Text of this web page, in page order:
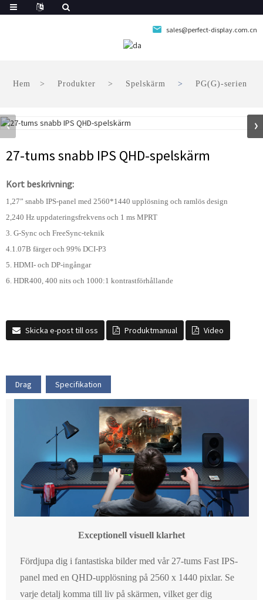
sales@perfect-display.com.cn
Hem Produkter Spelskärm PG(G)-serien
27-tums snabb IPS QHD-spelskärm
Kort beskrivning:
1,27” snabb IPS-panel med 2560*1440 upplösning och ramlös design
2,240 Hz uppdateringsfrekvens och 1 ms MPRT
3. G-Sync och FreeSync-teknik
4.1.07B färger och 99% DCI-P3
5. HDMI- och DP-ingångar
6. HDR400, 400 nits och 1000:1 kontrastförhållande
Skicka e-post till oss Produktmanual Video
Drag Specifikation
Exceptionell visuell klarhet
Fördjupa dig i fantastiska bilder med vår 27-tums Fast IPS-
panel med en QHD-upplösning på 2560 x 1440 pixlar. Se
varje detalj komma till liv på skärmen, vilket ger dig